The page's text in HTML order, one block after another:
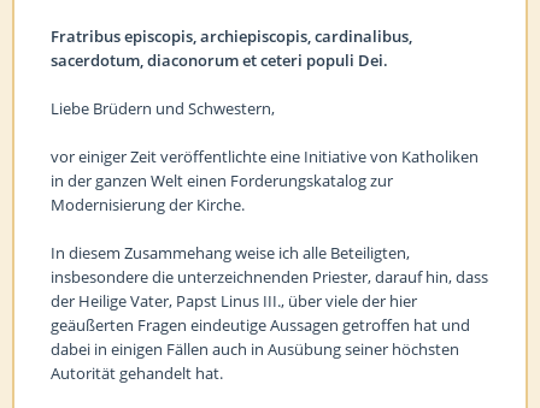
Fratribus episcopis, archiepiscopis, cardinalibus,
sacerdotum, diaconorum et ceteri populi Dei.
Liebe Brüdern und Schwestern,
vor einiger Zeit veröffentlichte eine Initiative von Katholiken
in der ganzen Welt einen Forderungskatalog zur
Modernisierung der Kirche.
In diesem Zusammehang weise ich alle Beteiligten,
insbesondere die unterzeichnenden Priester, darauf hin, dass
der Heilige Vater, Papst Linus III., über viele der hier
geäußerten Fragen eindeutige Aussagen getroffen hat und
dabei in einigen Fällen auch in Ausübung seiner höchsten
Autorität gehandelt hat.